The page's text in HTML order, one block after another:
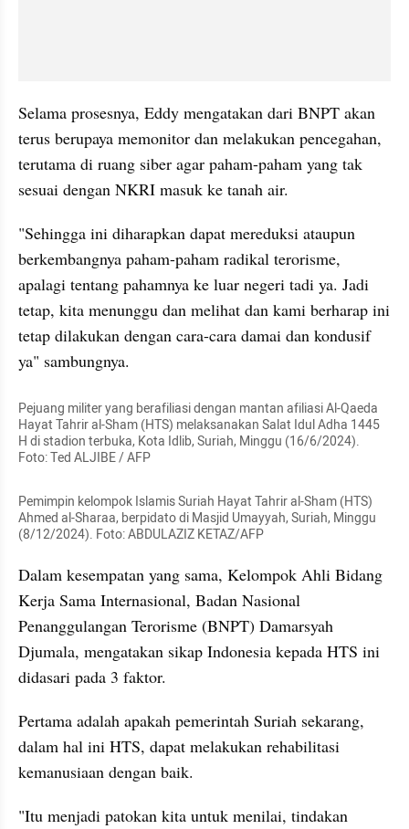
Selama prosesnya, Eddy mengatakan dari BNPT akan
terus berupaya memonitor dan melakukan pencegahan,
terutama di ruang siber agar paham-paham yang tak
sesuai dengan NKRI masuk ke tanah air.
"Sehingga ini diharapkan dapat mereduksi ataupun
berkembangnya paham-paham radikal terorisme,
apalagi tentang pahamnya ke luar negeri tadi ya. Jadi
tetap, kita menunggu dan melihat dan kami berharap ini
tetap dilakukan dengan cara-cara damai dan kondusif
ya" sambungnya.
Pejuang militer yang berafiliasi dengan mantan afiliasi Al-Qaeda
Hayat Tahrir al-Sham (HTS) melaksanakan Salat Idul Adha 1445
H di stadion terbuka, Kota Idlib, Suriah, Minggu (16/6/2024).
Foto: Ted ALJIBE / AFP
Pemimpin kelompok Islamis Suriah Hayat Tahrir al-Sham (HTS)
Ahmed al-Sharaa, berpidato di Masjid Umayyah, Suriah, Minggu
(8/12/2024). Foto: ABDULAZIZ KETAZ/AFP
Dalam kesempatan yang sama, Kelompok Ahli Bidang
Kerja Sama Internasional, Badan Nasional
Penanggulangan Terorisme (BNPT) Damarsyah
Djumala, mengatakan sikap Indonesia kepada HTS ini
didasari pada 3 faktor.
Pertama adalah apakah pemerintah Suriah sekarang,
dalam hal ini HTS, dapat melakukan rehabilitasi
kemanusiaan dengan baik.
"Itu menjadi patokan kita untuk menilai, tindakan